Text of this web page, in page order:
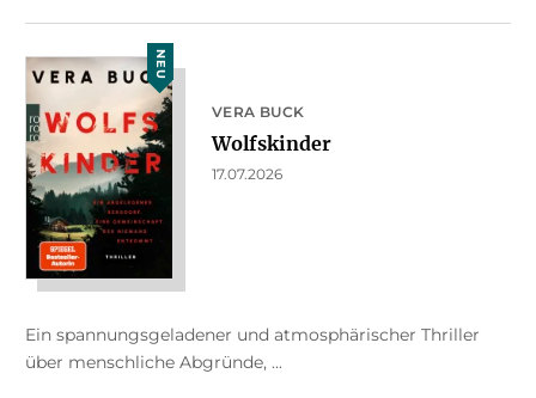
NEU
VERA BUCK
Wolfskinder
17.07.2026
Ein spannungsgeladener und atmosphärischer Thriller
über menschliche Abgründe, ...